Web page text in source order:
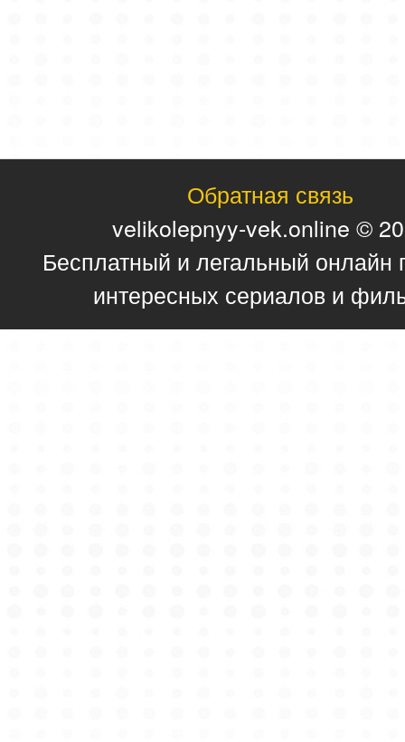
Обратная связь
velikolepnyy-vek.online ©
Бесплатный и легальный онлайн
интересных сериалов и